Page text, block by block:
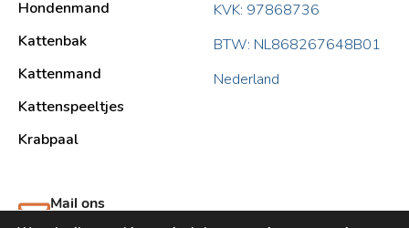
Hondenmand
Kattenbak
Kattenmand
Kattenspeeltjes
Krabpaal​
KVK: 97868736
BTW: NL868267648B01
Nederland
Mail ons
support@bunzu.nl